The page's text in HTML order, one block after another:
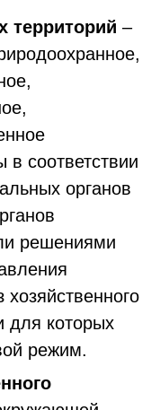
территорий –
в соответствии
органов
решениями
для которых
режим.